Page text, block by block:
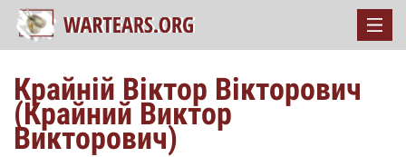
Крайній Віктор Вікторович
(Крайний Виктор
Викторович)